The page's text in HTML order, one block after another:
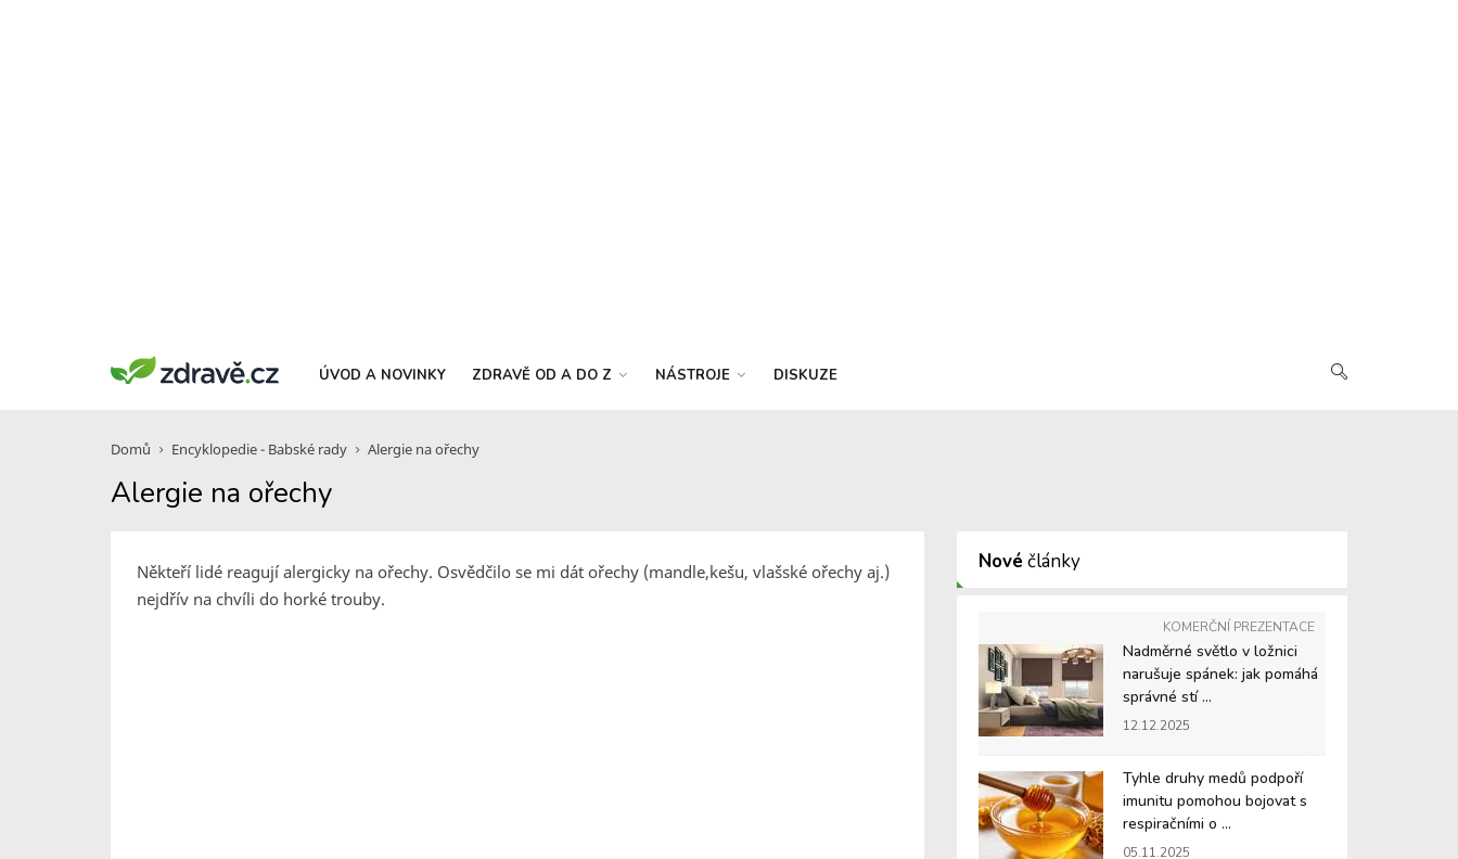
ÚVOD A NOVINKY ZDRAVĚ OD A DO Z NÁSTROJE DISKUZE
Domů Encyklopedie - Babské rady Alergie na ořechy
Alergie na ořechy
Někteří lidé reagují alergicky na ořechy. Osvědčilo se mi dát ořechy (mandle,kešu, vlašské ořechy aj.)
nejdřív na chvíli do horké trouby.
Nové články
KOMERČNÍ PREZENTACE
Nadměrné světlo v ložnici
narušuje spánek: jak pomáhá
správné stí ...
12.12.2025
Tyhle druhy medů podpoří
imunitu pomohou bojovat s
respiračními o ...
05.11.2025